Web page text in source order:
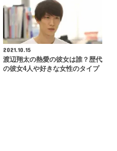
2021.10.15
渡辺翔太の熱愛の彼女は誰？歴代
の彼女4人や好きな女性のタイプ